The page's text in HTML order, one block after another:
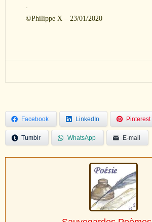
©Philippe X – 23/01/2020
Facebook LinkedIn Pinterest
Tumblr WhatsApp E-mail